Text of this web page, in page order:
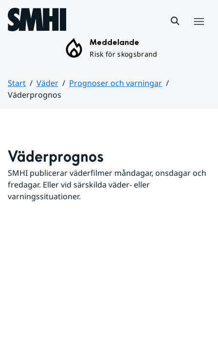
Hoppa till sidans innehåll
Meddelande
Risk för skogsbrand
Start Väder
Prognoser och varningar
Väderprognos
Väderprognos
SMHI publicerar väderfilmer måndagar, onsdagar och
fredagar. Eller vid särskilda väder- eller
varningssituationer.